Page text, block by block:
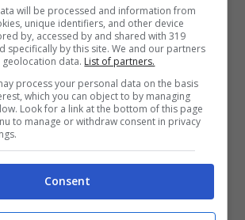
al ritmo di tre-quattro incontri
a produrre un giro d’affari di
al giorno, attestandosi letariffe
will be processed and information from
unique identifiers, and other device
by, accessed by and shared with 319
specifically by this site. We and our partners
geolocation data. List of partners.
process your personal data on the basis
which you can object to by managing
Look for a link at the bottom of this page
to manage or withdraw consent in privacy
Consent